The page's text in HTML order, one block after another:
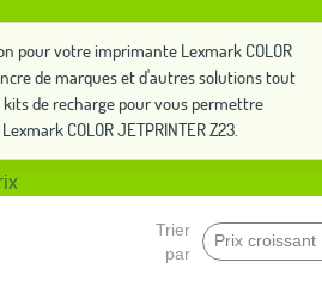
pour votre imprimante Lexmark COLOR
de marques et d'autres solutions tout
de recharge pour vous permettre
COLOR JETPRINTER Z23.
Trier
par